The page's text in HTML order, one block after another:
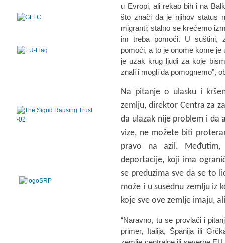
u Evropi, ali rekao bih i na
što znači da je njihov status
migranti; stalno se krećemo
im treba pomoći. U suštini,
pomoći, a to je onome kome je
je uzak krug ljudi za koje
znali i mogli da pomognemo”,
Na pitanje o ulasku i
zemlju, direktor Centra za
da ulazak nije problem i da
vize, ne možete biti
pravo na azil.
deportacije, koji ima
se preduzima sve da se to
može i u susednu zemlju iz
koje sve ove zemlje imaju,
“Naravno, tu se provlači i
primer, Italija, Španija ili